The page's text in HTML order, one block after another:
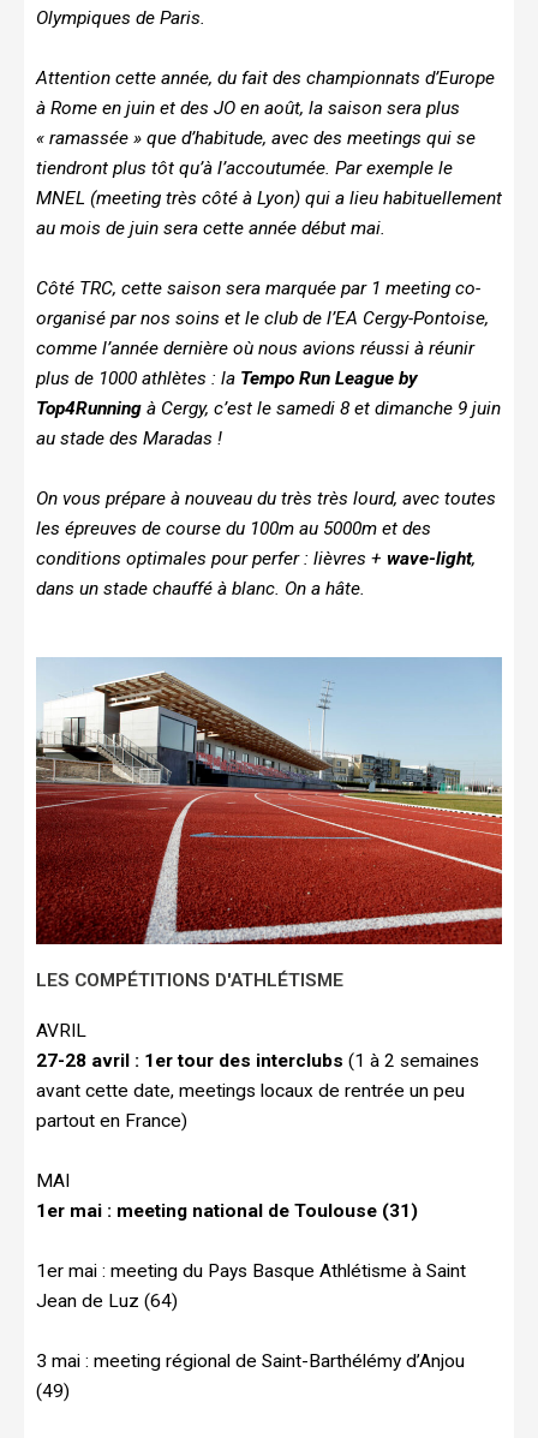
Olympiques de Paris.
Attention cette année, du fait des championnats d’Europe
à Rome en juin et des JO en août, la saison sera plus
« ramassée » que d’habitude, avec des meetings qui se
tiendront plus tôt qu’à l’accoutumée. Par exemple le
MNEL (meeting très côté à Lyon) qui a lieu habituellement
au mois de juin sera cette année début mai.
Côté TRC, cette saison sera marquée par 1 meeting co-
organisé par nos soins et le club de l’EA Cergy-Pontoise,
comme l’année dernière où nous avions réussi à réunir
plus de 1000 athlètes : la Tempo Run League by
Top4Running à Cergy, c’est le samedi 8 et dimanche 9 juin
au stade des Maradas !
On vous prépare à nouveau du très très lourd, avec toutes
les épreuves de course du 100m au 5000m et des
conditions optimales pour perfer : lièvres + wave-light,
dans un stade chauffé à blanc. On a hâte.
LES COMPÉTITIONS D'ATHLÉTISME
AVRIL
27-28 avril : 1er tour des interclubs (1 à 2 semaines
avant cette date, meetings locaux de rentrée un peu
partout en France)
MAI
1er mai : meeting national de Toulouse (31)
1er mai : meeting du Pays Basque Athlétisme à Saint
Jean de Luz (64)
3 mai : meeting régional de Saint-Barthélémy d’Anjou
(49)